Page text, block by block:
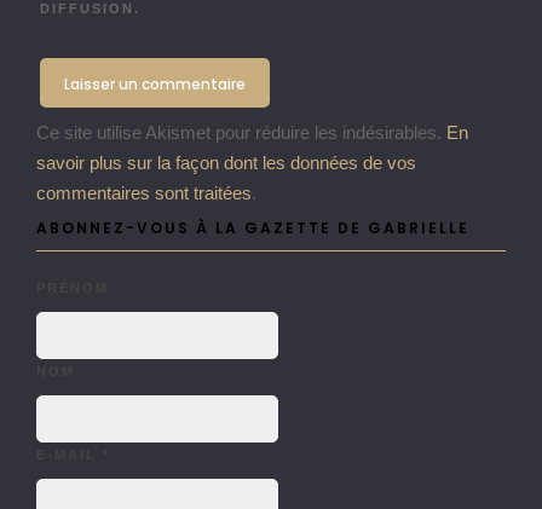
DIFFUSION.
Ce site utilise Akismet pour réduire les indésirables. En
savoir plus sur la façon dont les données de vos
commentaires sont traitées.
ABONNEZ-VOUS À LA GAZETTE DE GABRIELLE